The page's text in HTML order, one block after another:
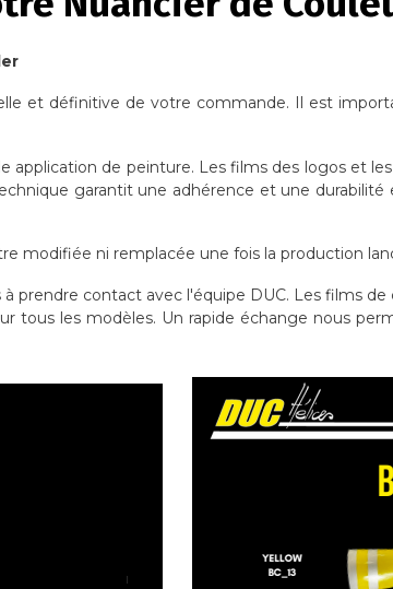
et définitive de votre commande. Il est
application de peinture. Les films des logos et
garantit une adhérence et une durabilité
modifiée ni remplacée une fois la production
prendre contact avec l'équipe DUC. Les films
tous les modèles. Un rapide échange nous